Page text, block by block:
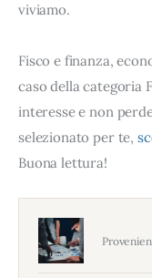
viviamo.
Fisco e finanza,
caso della categoria
interesse e non
selezionato per te,
Buona lettura!